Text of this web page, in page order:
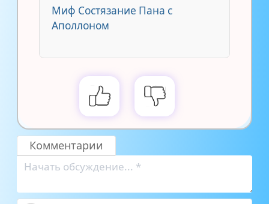
Миф Состязание Пана с
Аполлоном
Комментарии